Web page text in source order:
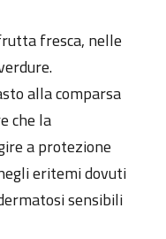
fresca, nelle
alla comparsa
che la
a protezione
eritemi dovuti
sensibili